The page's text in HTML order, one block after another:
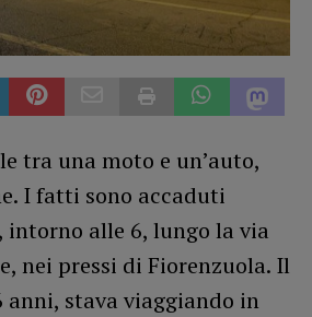
tra una moto e un’auto,
I fatti sono accaduti
alle 6, lungo la via
nei pressi di Fiorenzuola. Il
stava viaggiando in